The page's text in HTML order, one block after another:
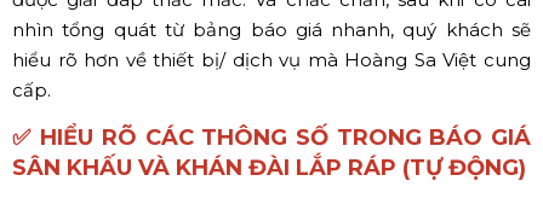
nhìn tổng quát từ bảng báo giá nhanh, quý khách sẽ
hiểu rõ hơn về thiết bị/ dịch vụ mà Hoàng Sa Việt cung
cấp.
✅ HIỂU RÕ CÁC THÔNG SỐ TRONG BÁO GIÁ
SÂN KHẤU VÀ KHÁN ĐÀI LẮP RÁP (TỰ ĐỘNG)